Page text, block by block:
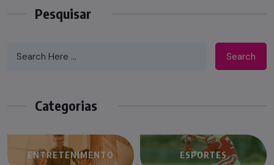
Pesquisar
Search
Categorias
ENTRETENIMENTO ESPORTES